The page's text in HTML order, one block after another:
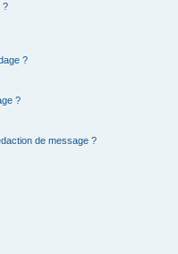
?
?
?
de message ?